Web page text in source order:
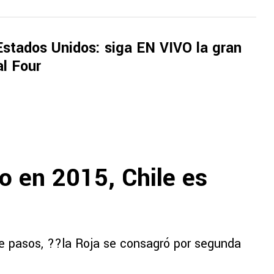
Unidos: siga EN VIVO la gran
Four
en 2015, Chile es
??la Roja se consagró por segunda